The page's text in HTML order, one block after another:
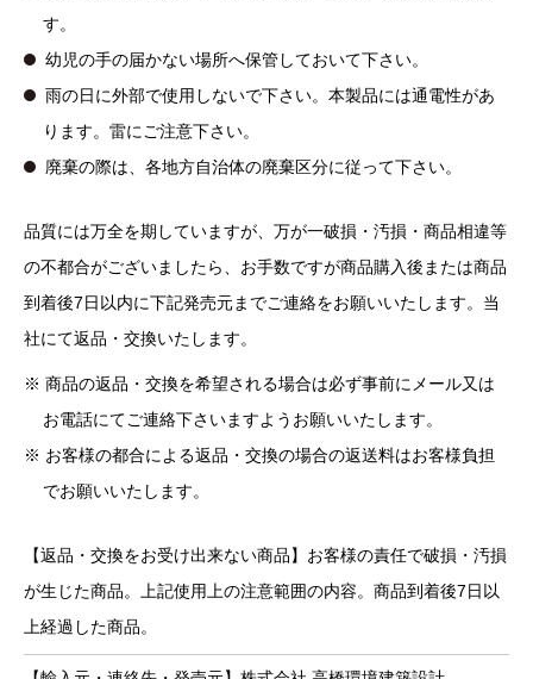
す。
幼児の手の届かない場所へ保管しておいて下さい。
雨の日に外部で使用しないで下さい。本製品には通電性があ
ります。雷にご注意下さい。
廃棄の際は、各地方自治体の廃棄区分に従って下さい。
品質には万全を期していますが、万が一破損・汚損・商品相違等
の不都合がございましたら、お手数ですが商品購入後または商品
到着後7日以内に下記発売元までご連絡をお願いいたします。当
社にて返品・交換いたします。
商品の返品・交換を希望される場合は必ず事前にメール又は
お電話にてご連絡下さいますようお願いいたします。
お客様の都合による返品・交換の場合の返送料はお客様負担
でお願いいたします。
【返品・交換をお受け出来ない商品】お客様の責任で破損・汚損
が生じた商品。上記使用上の注意範囲の内容。商品到着後7日以
上経過した商品。